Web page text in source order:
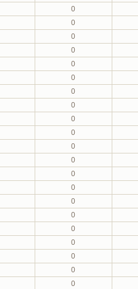
0
0
0
0
0
0
0
0
0
0
0
0
0
0
0
0
0
0
0
0
0